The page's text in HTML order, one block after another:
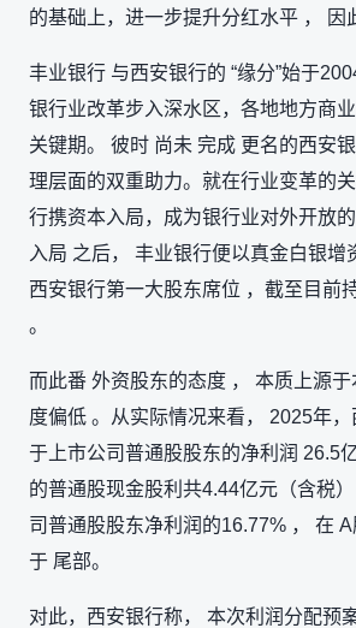
的基础上，进一步提升分红水平 ， 因
丰业银行 与西安银行的 “缘分”始于
银行业改革步入深水区，各地地方商
关键期。 彼时 尚未 完成 更名的西安
理层面的双重助力。就在行业变革的
行携资本入局，成为银行业对外开放的
入局 之后， 丰业银行便以真金白银增
西安银行第一大股东席位 ，截至目前
。
而此番 外资股东的态度 ， 本质上源
度偏低 。从实际情况来看， 2025年
于上市公司普通股股东的净利润 26.5
的普通股现金股利共4.44亿元（含税
司普通股股东净利润的16.77% ， 在
于 尾部。
对此，西安银行称， 本次利润分配预